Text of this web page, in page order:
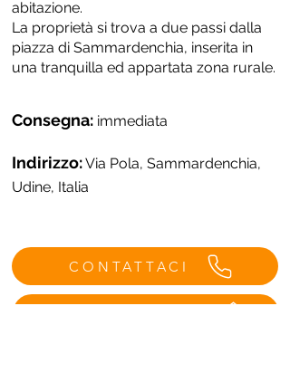
abitazione.
La proprietà si trova a due passi dalla
piazza di Sammardenchia, inserita in
una tranquilla ed appartata zona rurale.
Consegna: immediata
Indirizzo:Via Pola, Sammardenchia,
Udine, Italia
CONTATTACI